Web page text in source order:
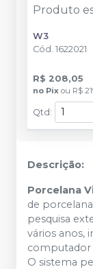
Produto
W3
Cód. 1622021
R$ 208,05
no Pix ou R$
Qtd :
Descrição:
Porcelana
de
pesquisa
vários anos,
computador
O sistema